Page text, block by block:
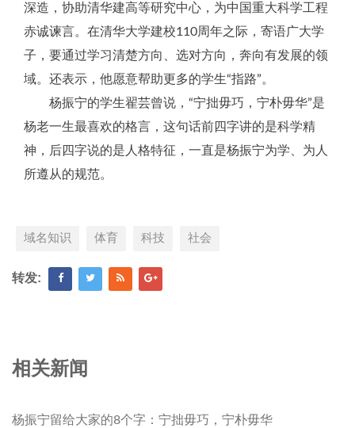
深造，协助清华建高等研究中心，为中国重大科学工程
赤诚谏言。在清华大学建校110周年之际，寄语广大学
子，要通过学习清楚方向、选对方向，奔向有发展的领
域。还表示，他愿意帮助更多的学生“指路”。
杨振宁的学生翟芸曾说，“宁拙毋巧，宁朴毋华”是
杨老一生最喜欢的格言，这句话前四字讲的是科学精
神，后四字说的是人格特征，一直是杨振宁为学、为人
所遵从的规范。
域名知识 体育 科技 社会
转发:
相关新闻
杨振宁留给大家的8个字：宁拙毋巧，宁朴毋华